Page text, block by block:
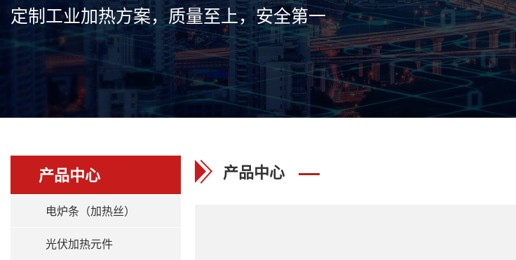
定制工业加热方案，质量至上，安全第一
产品中心
电炉条（加热丝）
光伏加热元件
产品中心